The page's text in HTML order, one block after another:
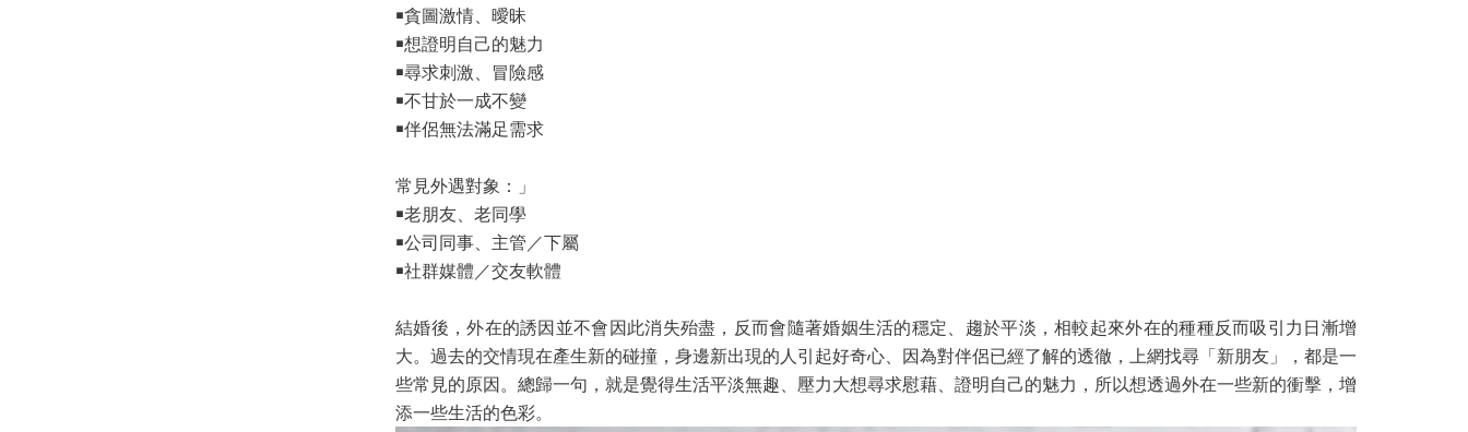
￭貪圖激情、曖昧
￭想證明自己的魅力
￭尋求刺激、冒險感
￭不甘於一成不變
￭伴侶無法滿足需求
常見外遇對象：」
￭老朋友、老同學
￭公司同事、主管／下屬
￭社群媒體／交友軟體
結婚後，外在的誘因並不會因此消失殆盡，反而會隨著婚姻生活的穩定、趨於平淡，相較起來外在的種種反而吸引力日漸增
大。過去的交情現在產生新的碰撞，身邊新出現的人引起好奇心、因為對伴侶已經了解的透徹，上網找尋「新朋友」，都是一
些常見的原因。總歸一句，就是覺得生活平淡無趣、壓力大想尋求慰藉、證明自己的魅力，所以想透過外在一些新的衝擊，增
添一些生活的色彩。